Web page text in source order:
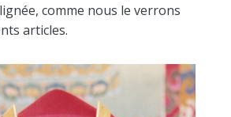
comme nous le verrons
articles.